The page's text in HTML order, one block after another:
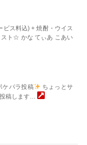
ス料込) + 焼酎・ウイス
ト☆ かな てぃあ こあい
ケパラ投稿
ちょっとサ
稿します…